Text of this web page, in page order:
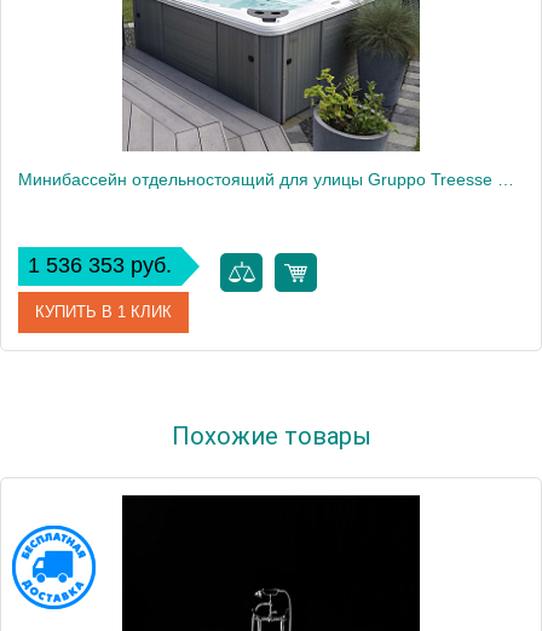
1 536 353 руб.
КУПИТЬ В 1 КЛИК
Похожие товары